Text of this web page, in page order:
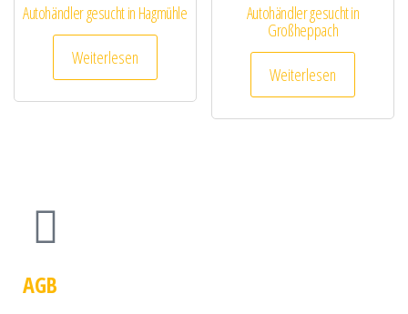
Autohändler gesucht in Hagmühle
Weiterlesen
Autohändler gesucht in
Großheppach
Weiterlesen
AGB